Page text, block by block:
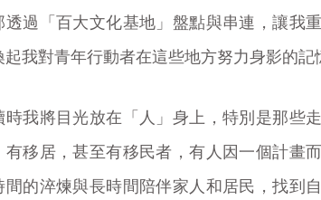
透過「百大文化基地」盤點與串連，讓我
起我對青年行動者在這些地方努力身影的記
時我將目光放在「人」身上，特別是那些
有移居，甚至有移民者，有人因一個計畫
間的淬煉與長時間陪伴家人和居民，找到